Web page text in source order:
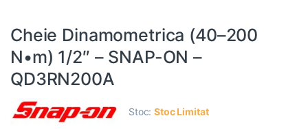
Cheie Dinamometrica (40–200
N•m) 1/2″ – SNAP-ON –
QD3RN200A
Stoc:Stoc Limitat